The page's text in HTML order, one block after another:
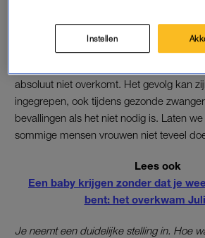
“Als er verhalen in de media
over dingen die fout gaan bij
absoluut niet overkomt. Het gevolg kan
ingegrepen, ook tijdens gezonde
bevallingen als het niet nodig is. Laten
sommige mensen vrouwen niet teveel
Lees ook
Een baby krijgen zonder dat je
bent: het overkwam
Je neemt een duidelijke stelling in. Hoe
Instellen